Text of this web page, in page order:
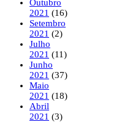
Outubro
2021 (16)
Setembro
2021 (2)
Julho
2021 (11)
Junho
2021 (37)
Maio
2021 (18)
Abril
2021 (3)